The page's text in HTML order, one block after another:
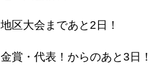
地区大会まであと2日！
金賞・代表！からのあと3日！